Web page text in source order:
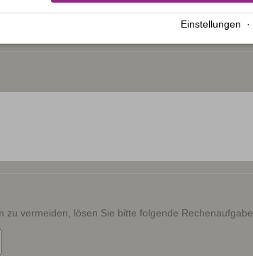
zu vermeiden, lösen Sie bitte folgende Rechenaufgabe.
Einstellungen ·